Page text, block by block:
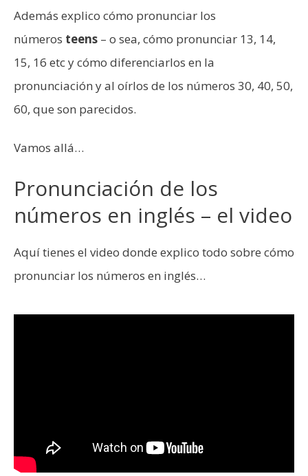
Además explico cómo pronunciar los
números teens – o sea, cómo pronunciar 13, 14,
15, 16 etc y cómo diferenciarlos en la
pronunciación y al oírlos de los números 30, 40, 50,
60, que son parecidos.
Vamos allá…
Pronunciación de los
números en inglés – el video
Aquí tienes el video donde explico todo sobre cómo
pronunciar los números en inglés…